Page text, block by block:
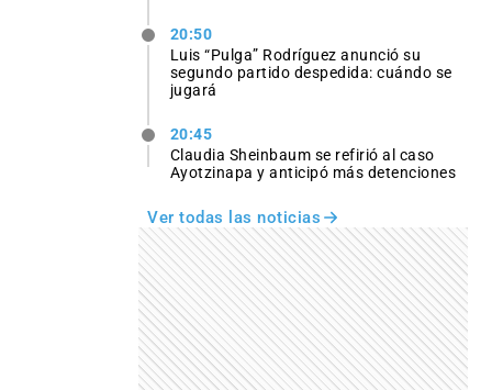
20:50
Luis “Pulga” Rodríguez anunció su
segundo partido despedida: cuándo se
jugará
20:45
Claudia Sheinbaum se refirió al caso
Ayotzinapa y anticipó más detenciones
Ver todas las noticias